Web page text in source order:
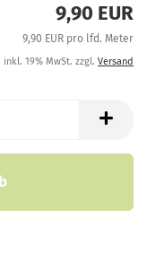
9,90 EUR
9,90 EUR pro lfd. Meter
inkl. 19% MwSt. zzgl. Versand